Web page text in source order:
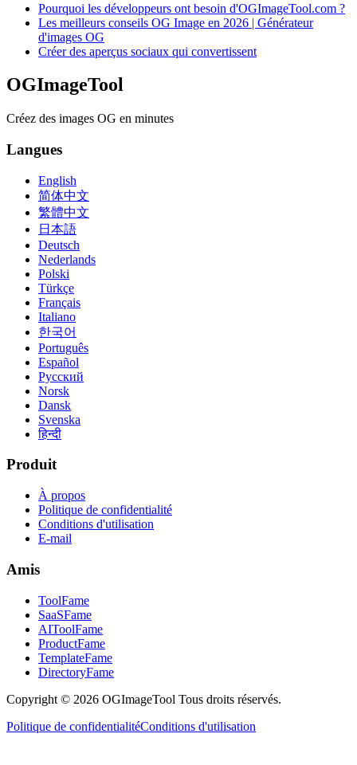
Pourquoi les développeurs ont besoin d'OGImageTool.com ?
Les meilleurs conseils OG Image en 2026 | Générateur
d'images OG
Créer des aperçus sociaux qui convertissent
OGImageTool
Créez des images OG en minutes
Langues
English
简体中文
繁體中文
日本語
Deutsch
Nederlands
Polski
Türkçe
Français
Italiano
한국어
Português
Español
Русский
Norsk
Dansk
Svenska
हिन्दी
Produit
À propos
Politique de confidentialité
Conditions d'utilisation
E-mail
Amis
ToolFame
SaaSFame
AIToolFame
ProductFame
TemplateFame
DirectoryFame
Copyright © 2026 OGImageTool Tous droits réservés.
Politique de confidentialitéConditions d'utilisation